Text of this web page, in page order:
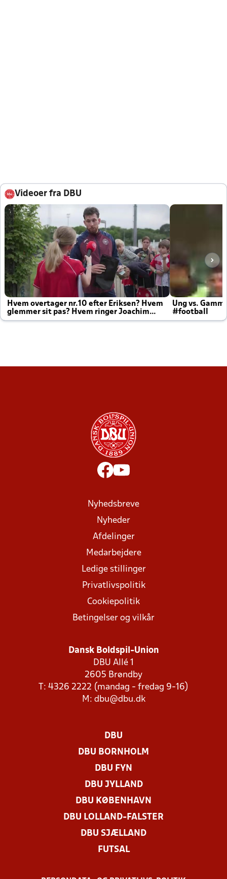
Videoer fra DBU
Hvem overtager nr.10 efter Eriksen? Hvem
glemmer sit pas? Hvem ringer Joachim
altid til efter kampe?
Ung vs.
#football
Nyhedsbreve
Nyheder
Afdelinger
Medarbejdere
Ledige stillinger
Privatlivspolitik
Cookiepolitik
Betingelser og vilkår
Dansk Boldspil-Union
DBU Allé 1
2605 Brøndby
T: 4326 2222 (mandag - fredag 9-16)
M: dbu@dbu.dk
DBU
DBU BORNHOLM
DBU FYN
DBU JYLLAND
DBU KØBENHAVN
DBU LOLLAND-FALSTER
DBU SJÆLLAND
FUTSAL